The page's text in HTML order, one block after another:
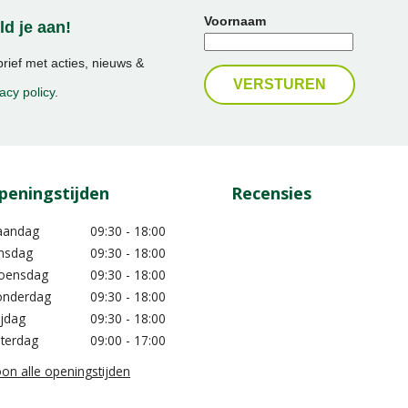
je aan!
met acties, nieuws &
policy.
Voornaam
09:30 - 18:00
09:30 - 18:00
09:30 - 18:00
09:30 - 18:00
09:30 - 18:00
09:00 - 17:00
alle openingstijden
Recensies